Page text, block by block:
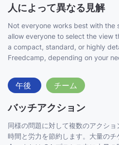
人によって異なる見解
Not everyone works best with the
allow everyone to select the view
a compact, standard, or highly
Freedcamp, depending on your
午後 チーム
バッチアクション
同様の問題に対して複数のアクショ
時間と労力を節約します。大量の